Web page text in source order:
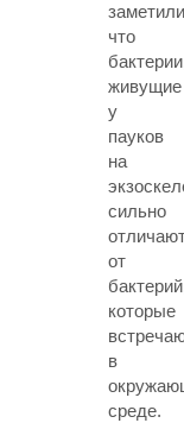
что
живущие
у
пауков
на
сильно
от
которые
в
среде.